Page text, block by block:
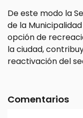
De este modo la
de la
opción de
la ciudad,
reactivación del
Comentarios